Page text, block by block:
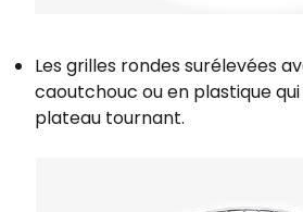
Les grilles rondes surélevées
caoutchouc ou en plastique
plateau tournant.